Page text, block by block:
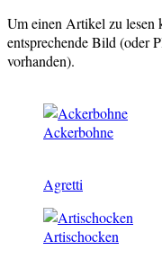
Um einen Artikel zu lesen
entsprechende Bild (oder
vorhanden).
Ackerbohne
Agretti
Artischocken